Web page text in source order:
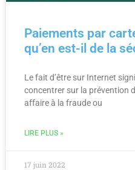
Paiements par
qu’en est-il de la
Le fait d’être sur Internet
concentrer sur la prévention
affaire à la fraude ou
LIRE PLUS »
17 juin 2022